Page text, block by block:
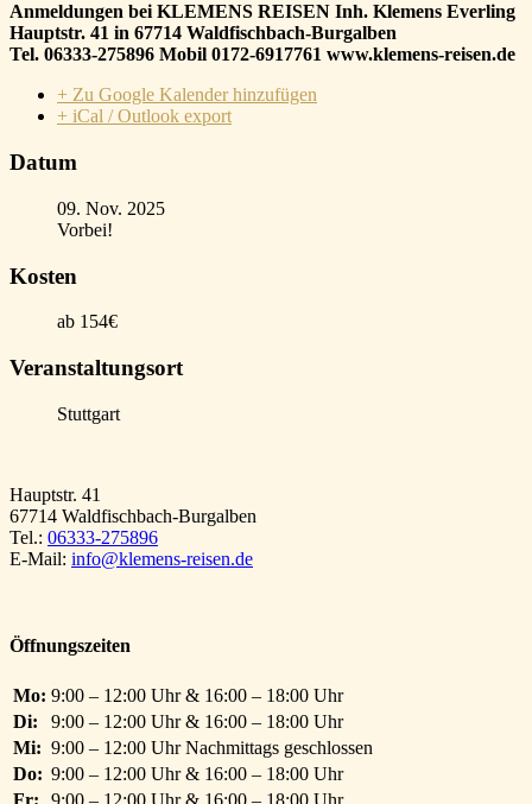
Anmeldungen bei KLEMENS REISEN Inh. Klemens Everling
Hauptstr. 41 in 67714 Waldfischbach-Burgalben
Tel. 06333-275896 Mobil 0172-6917761 www.klemens-reisen.de
+ Zu Google Kalender hinzufügen
+ iCal / Outlook export
Datum
09. Nov. 2025
Vorbei!
Kosten
ab 154€
Veranstaltungsort
Stuttgart
Hauptstr. 41
67714 Waldfischbach-Burgalben
Tel.: 06333-275896
E-Mail: info@klemens-reisen.de
Öffnungszeiten
Mo: 9:00 – 12:00 Uhr & 16:00 – 18:00 Uhr
Di:
9:00 – 12:00 Uhr & 16:00 – 18:00 Uhr
Mi: 9:00 – 12:00 Uhr Nachmittags geschlossen
Do: 9:00 – 12:00 Uhr & 16:00 – 18:00 Uhr